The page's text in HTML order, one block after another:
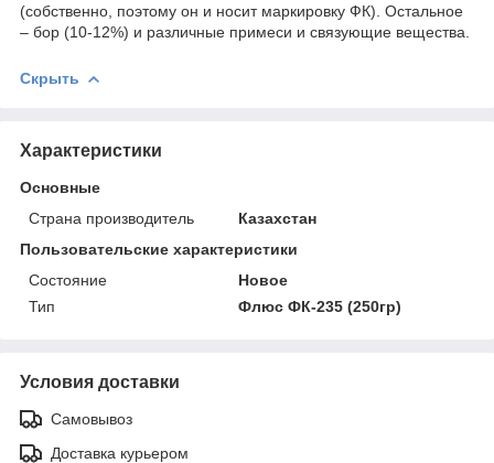
(собственно, поэтому он и носит маркировку ФК). Остальное
– бор (10-12%) и различные примеси и связующие вещества.
Скрыть
Характеристики
Основные
Страна производитель
Казахстан
Пользовательские характеристики
Состояние
Новое
Тип
Флюс ФК-235 (250гр)
Условия доставки
Самовывоз
Доставка курьером